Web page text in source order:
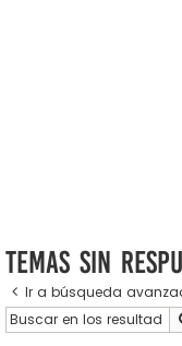
Temas sin
Ir a búsqueda